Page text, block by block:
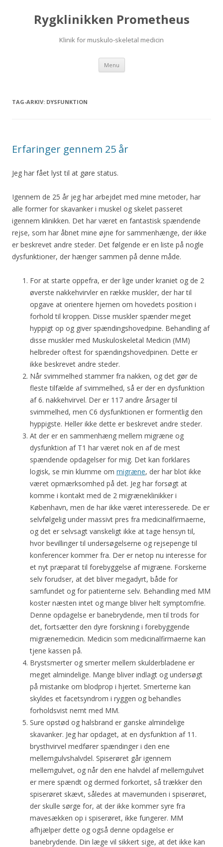
Rygklinikken Prometheus
Klinik for muskulo-skeletal medicin
Menu Hop
indhold
TAG-ARKIV: DYSFUNKTION
Erfaringer gennem 25 år
Jeg har fået lyst til at gøre status.
Igennem de 25 år jeg har arbejdet med mine metoder, har
alle former for skavanker i muskel og skelet passeret
igennem klinikken. Det har været en fantastisk spændende
rejse, som har åbnet mine øjne for sammenhænge, der ikke
er beskrevet andre steder. Det følgende er en liste på nogle
dysfunktioner, der hænger sammen på denne måde.
For at starte oppefra, er der lige under kraniet og de 2
øverste nakkehvirvler en række muskler, der har til
opgave at orientere hjernen om hovedets position i
forhold til kroppen. Disse muskler spænder meget
hyppigt op og giver spændingshovedpine. Behandling af
disse muskler med Muskuloskeletal Medicin (MM)
helbreder oftest for spændingshovedpinen. Dette er
ikke beskrevet andre steder.
Når svimmelhed stammer fra nakken, og det gør de
fleste tilfælde af svimmelhed, så er der en dysfunktion
af 6. nakkehvirvel. Der er 117 andre årsager til
svimmelhed, men C6 dysfunktionen er formentlig den
hyppigste. Heller ikke dette er beskrevet andre steder.
At der er en sammenhæng mellem migræne og
dysfunktion af T1 har været nok en af de mest
spændende opdagelser for mig. Det kan forklares
logisk, se min klumme om migræne, der har blot ikke
været opmærksomhed på det. Jeg har forsøgt at
komme i kontakt med de 2 migræneklinikker i
København, men de har ikke været interesserede. De er
selvfølgelig under massivt pres fra medicinalfirmaerne,
og det er selvsagt vanskeligt ikke at tage hensyn til,
hvor bevillinger til undersøgelserne og rejsepenge til
konferencer kommer fra. Der er netop nu interesse for
et nyt præparat til forebyggelse af migræne. Forskerne
selv forudser, at det bliver megadyrt, både for
samfundet og for patienterne selv. Behandling med MM
koster næsten intet og mange bliver helt symptomfrie.
Denne opdagelse er banebrydende, men til trods for
det, fortsætter den dyre forskning i forebyggende
migrænemedicin. Medicin som medicinalfirmaerne kan
tjene kassen på.
Brystsmerter og smerter mellem skulderbladene er
meget almindelige. Mange bliver indlagt og undersøgt
på mistanke om blodprop i hjertet. Smerterne kan
skyldes et facetsyndrom i ryggen og behandles
forholdsvist nemt med MM.
Sure opstød og halsbrand er ganske almindelige
skavanker. Jeg har opdaget, at en dysfunktion af 11.
brysthvirvel medfører spændinger i den ene
mellemgulvshalvdel. Spiserøret går igennem
mellemgulvet, og når den ene halvdel af mellemgulvet
er mere spændt og dermed forkortet, så trækker den
spiserøret skævt, således at mavemunden i spiserøret,
der skulle sørge for, at der ikke kommer syre fra
mavesækken op i spiserøret, ikke fungerer. MM
afhjælper dette og også denne opdagelse er
banebrydende. Din læge vil sikkert sige, at det ikke kan